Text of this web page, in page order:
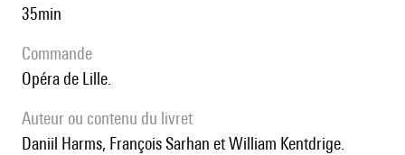
35min
Commande
Opéra de Lille.
Auteur ou contenu du livret
Daniil Harms, François Sarhan et William Kentdrige.